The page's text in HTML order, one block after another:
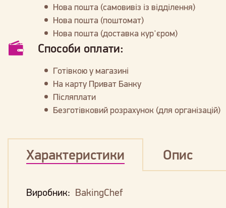
Нова пошта (самовивіз із відділення)
Нова пошта (поштомат)
Нова пошта (доставка кур'єром)
Способи оплати:
Готівкою у магазині
На карту Приват Банку
Післяплати
Безготівковий розрахунок (для організацій)
Характеристики Опис
Виробник: BakingChef